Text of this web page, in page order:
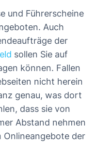
und Führerscheine
Auch
der
sollen Sie auf
können. Fallen
nicht herein
genau, was dort
dass sie von
Abstand nehmen
Onlineangebote der